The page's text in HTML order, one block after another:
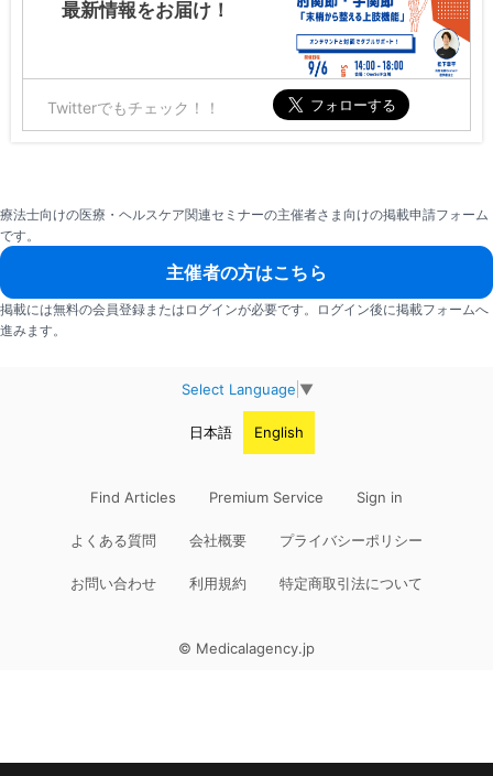
最新情報をお届け！
Twitterでもチェック！！
療法士向けの医療・ヘルスケア関連セミナーの主催者さま向けの掲載申請フォーム
です。
主催者の方はこちら
掲載には無料の会員登録またはログインが必要です。ログイン後に掲載フォームへ
進みます。
Select Language ▼
日本語 English
Find Articles Premium Service Sign in
よくある質問 会社概要 プライバシーポリシー
お問い合わせ 利用規約 特定商取引法について
© Medicalagency.jp